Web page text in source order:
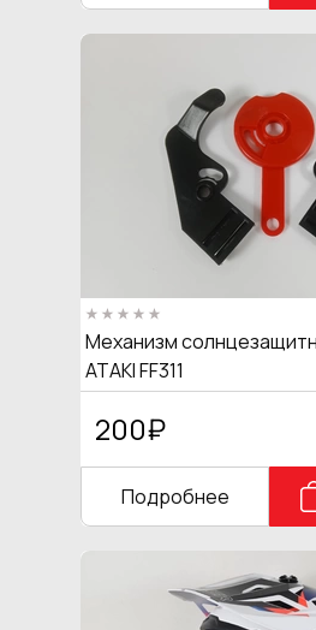
Механизм
ATAKI FF311
200₽
Подробнее